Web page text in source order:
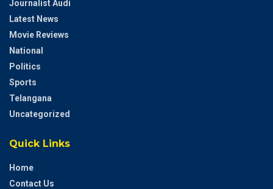
Journalist Audi
Latest News
Movie Reviews
National
Politics
Sports
Telangana
Uncategorized
Quick Links
Home
Contact Us